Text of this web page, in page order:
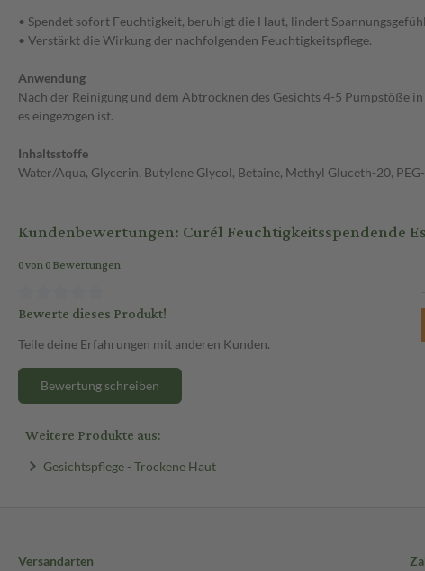
• Spendet sofort Feuchtigkeit, beruhigt die Haut, lindert
• Verstärkt die Wirkung der nachfolgenden Feuchtigkeitspflege.
Anwendung
Nach der Reinigung und dem Abtrocknen des Gesichts 4-5 Pumpstöße
es eingezogen ist.
Inhaltsstoffe
Water/Aqua, Glycerin, Butylene Glycol, Betaine, Methyl Gluceth-20,
Kundenbewertungen: Curél Feuchtigkeitsspendende
0 von 0 Bewertungen
Bewerte dieses Produkt!
Teile deine Erfahrungen mit anderen Kunden.
Bewertung schreiben
Weitere Produkte aus:
Gesichtspflege - Trockene Haut
Versandarten